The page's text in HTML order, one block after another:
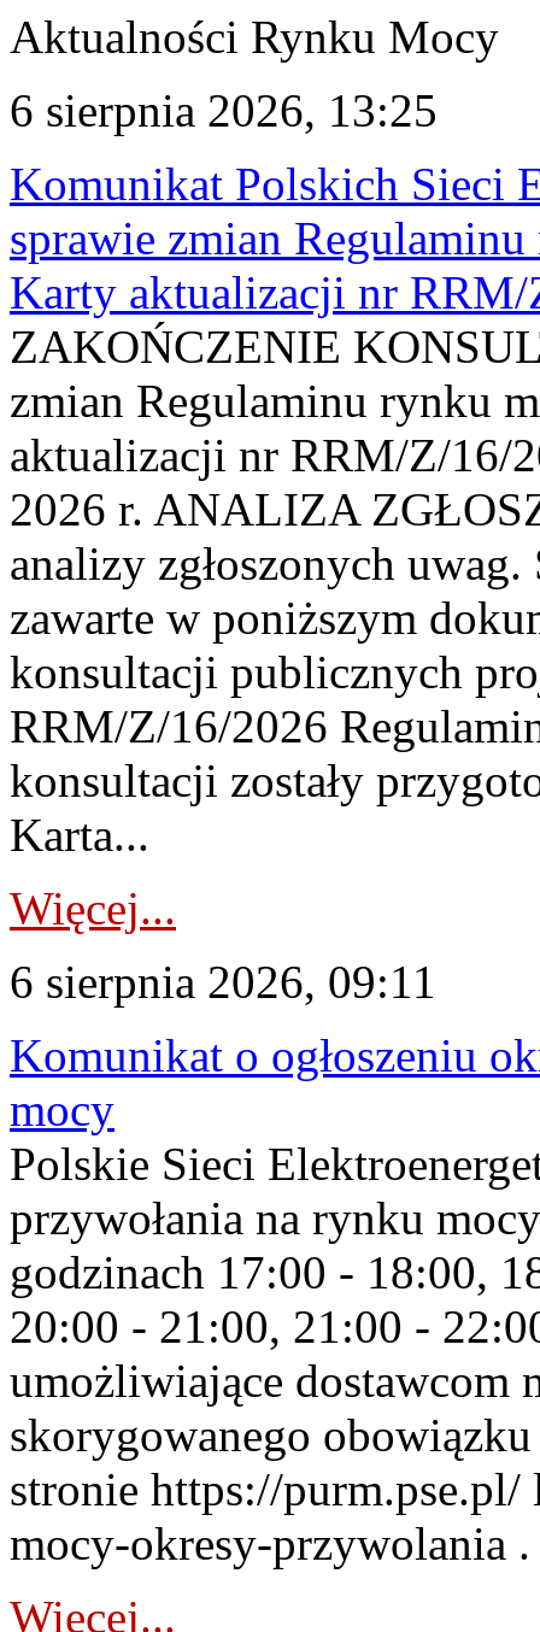
Aktualności Rynku Mocy
6 sierpnia 2026, 13:25
Komunikat Polskich Sieci
sprawie zmian
Karty aktualizacji nr
ZAKOŃCZENIE
zmian Regulaminu rynku
aktualizacji nr RRM/Z/16/
2026 r. ANALIZA
analizy zgłoszonych
zawarte w poniższym
konsultacji publicznych
RRM/Z/16/2026
konsultacji zostały
Karta...
Więcej...
6 sierpnia 2026, 09:11
Komunikat o ogłoszeniu
mocy
Polskie Sieci
przywołania na rynku
godzinach 17:00 - 18:00,
20:00 - 21:00, 21:00 -
umożliwiające dostawcom
skorygowanego
stronie https://
mocy-okresy-przywolania
Więcej...